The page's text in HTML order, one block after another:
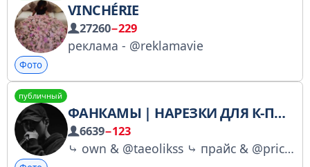
VINCHÉRIE
27260−229
реклама - @reklamavie
Фото
публичный
ФАНКАМЫ | НАРЕЗКИ ДЛЯ К-ПОПА²²`⁰²
6639−123
⤷ own & @taeolikss ⤷ прайс & @pricevoker P.s:канал не подлежит продаже